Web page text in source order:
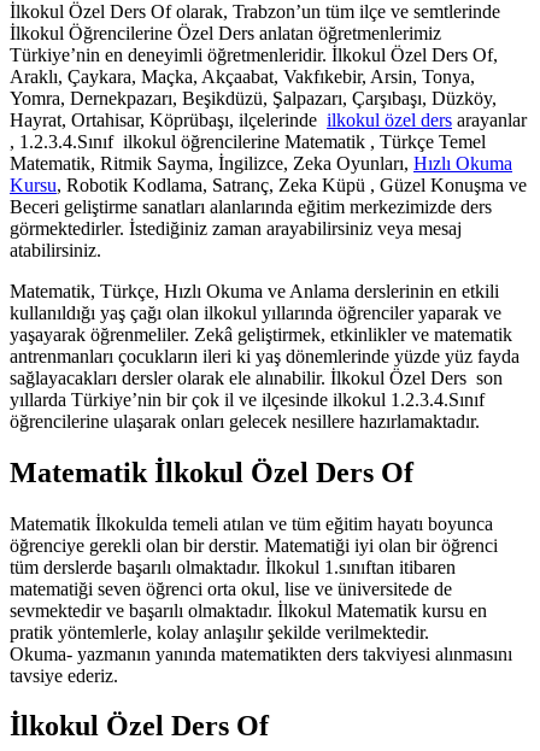
İlkokul Özel Ders Of olarak, Trabzon’un tüm ilçe ve semtlerinde
İlkokul Öğrencilerine Özel Ders anlatan öğretmenlerimiz
Türkiye’nin en deneyimli öğretmenleridir. İlkokul Özel Ders Of,
Araklı, Çaykara, Maçka, Akçaabat, Vakfıkebir, Arsin, Tonya,
Yomra, Dernekpazarı, Beşikdüzü, Şalpazarı, Çarşıbaşı, Düzköy,
Hayrat, Ortahisar, Köprübaşı, ilçelerinde ilkokul özel ders arayanlar
, 1.2.3.4.Sınıf ilkokul öğrencilerine Matematik , Türkçe Temel
Matematik, Ritmik Sayma, İngilizce, Zeka Oyunları, Hızlı Okuma
Kursu, Robotik Kodlama, Satranç, Zeka Küpü , Güzel Konuşma ve
Beceri geliştirme sanatları alanlarında eğitim merkezimizde ders
görmektedirler. İstediğiniz zaman arayabilirsiniz veya mesaj
atabilirsiniz.
Matematik, Türkçe, Hızlı Okuma ve Anlama derslerinin en etkili
kullanıldığı yaş çağı olan ilkokul yıllarında öğrenciler yaparak ve
yaşayarak öğrenmeliler. Zekâ geliştirmek, etkinlikler ve matematik
antrenmanları çocukların ileri ki yaş dönemlerinde yüzde yüz fayda
sağlayacakları dersler olarak ele alınabilir. İlkokul Özel Ders son
yıllarda Türkiye’nin bir çok il ve ilçesinde ilkokul 1.2.3.4.Sınıf
öğrencilerine ulaşarak onları gelecek nesillere hazırlamaktadır.
Matematik İlkokul Özel Ders Of
Matematik İlkokulda temeli atılan ve tüm eğitim hayatı boyunca
öğrenciye gerekli olan bir derstir. Matematiği iyi olan bir öğrenci
tüm derslerde başarılı olmaktadır. İlkokul 1.sınıftan itibaren
matematiği seven öğrenci orta okul, lise ve üniversitede de
sevmektedir ve başarılı olmaktadır. İlkokul Matematik kursu en
pratik yöntemlerle, kolay anlaşılır şekilde verilmektedir.
Okuma- yazmanın yanında matematikten ders takviyesi alınmasını
tavsiye ederiz.
İlkokul Özel Ders Of